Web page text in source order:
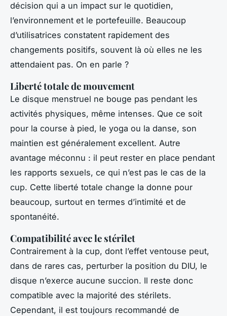
décision qui a un impact sur le quotidien,
l’environnement et le portefeuille. Beaucoup
d’utilisatrices constatent rapidement des
changements positifs, souvent là où elles ne les
attendaient pas. On en parle ?
Liberté totale de mouvement
Le disque menstruel ne bouge pas pendant les
activités physiques, même intenses. Que ce soit
pour la course à pied, le yoga ou la danse, son
maintien est généralement excellent. Autre
avantage méconnu : il peut rester en place pendant
les rapports sexuels, ce qui n’est pas le cas de la
cup. Cette liberté totale change la donne pour
beaucoup, surtout en termes d’intimité et de
spontanéité.
Compatibilité avec le stérilet
Contrairement à la cup, dont l’effet ventouse peut,
dans de rares cas, perturber la position du DIU, le
disque n’exerce aucune succion. Il reste donc
compatible avec la majorité des stérilets.
Cependant, il est toujours recommandé de